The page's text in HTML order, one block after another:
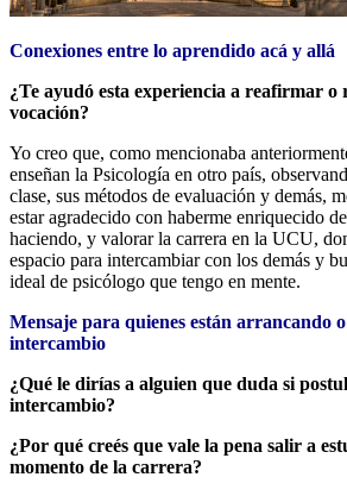
Conexiones entre lo aprendido acá y allá
¿Te ayudó esta experiencia a reafirmar o
vocación?
Yo creo que, como mencionaba
enseñan la Psicología en otro país,
clase, sus métodos de evaluación y demás,
estar agradecido con haberme enriquecido
haciendo, y valorar la carrera en la UCU,
espacio para intercambiar con los demás y
ideal de psicólogo que tengo en mente.
Mensaje para quienes están arrancando
intercambio
¿Qué le dirías a alguien que duda si
intercambio?
¿Por qué creés que vale la pena salir a
momento de la carrera?